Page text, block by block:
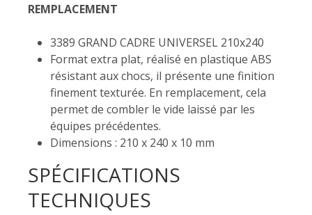
REMPLACEMENT
3389 GRAND CADRE UNIVERSEL 210x240
Format extra plat, réalisé en plastique ABS
résistant aux chocs, il présente une finition
finement texturée. En remplacement, cela
permet de combler le vide laissé par les
équipes précédentes.
Dimensions : 210 x 240 x 10 mm
SPÉCIFICATIONS
TECHNIQUES